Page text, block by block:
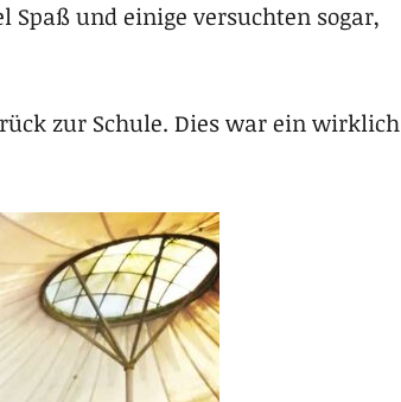
und einige versuchten sogar,
zur Schule. Dies war ein wirklich